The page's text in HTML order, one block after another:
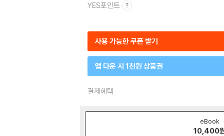
YES포인트
사용 가능한 쿠폰 받기
앱 다운 시 1천원 상품권
결제혜택
eBook
10,400